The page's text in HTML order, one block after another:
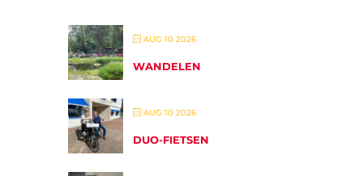
AUG 10 2026
WANDELEN
AUG 10 2026
DUO-FIETSEN